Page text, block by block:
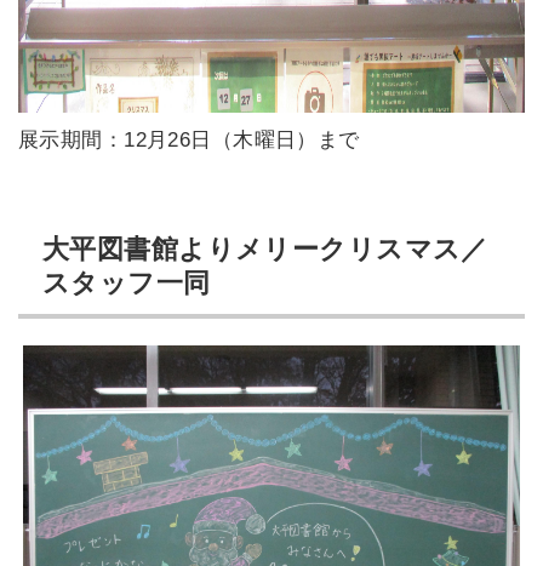
展示期間：12月26日（木曜日）まで
大平図書館よりメリークリスマス／
スタッフ一同